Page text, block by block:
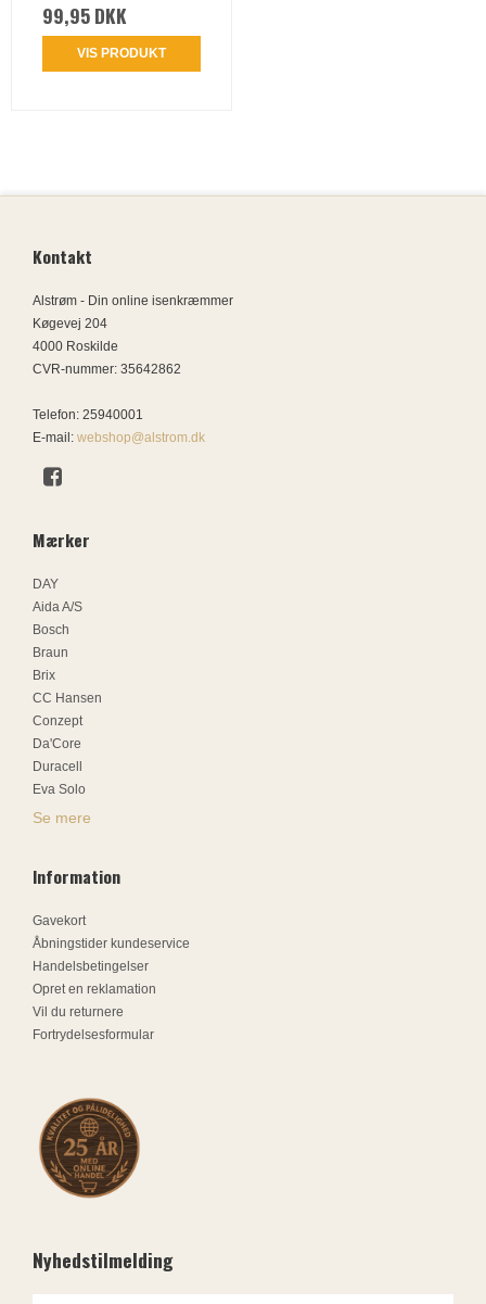
99,95 DKK
VIS PRODUKT
Kontakt
Alstrøm - Din online isenkræmmer
Køgevej 204
4000 Roskilde
CVR-nummer: 35642862
Telefon: 25940001
E-mail: webshop@alstrom.dk
Mærker
DAY
Aida A/S
Bosch
Braun
Brix
CC Hansen
Conzept
Da'Core
Duracell
Eva Solo
Se mere
Information
Gavekort
Åbningstider kundeservice
Handelsbetingelser
Opret en reklamation
Vil du returnere
Fortrydelsesformular
Nyhedstilmelding